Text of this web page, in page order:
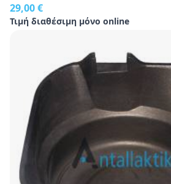
29,00 €
Τιμή διαθέσιμη μόνο online